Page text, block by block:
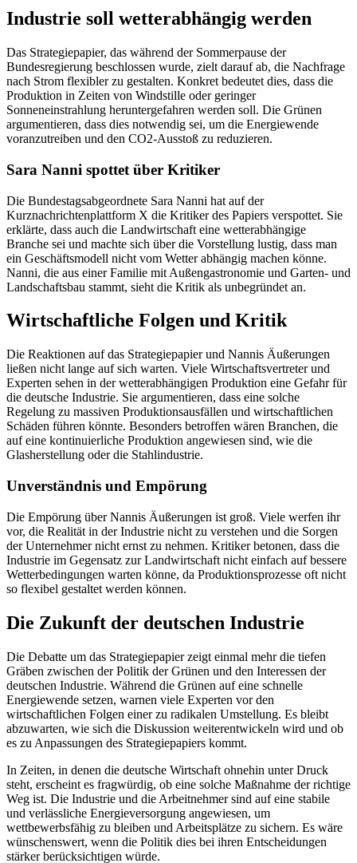
Industrie soll wetterabhängig werden
Das Strategiepapier, das während der Sommerpause der
Bundesregierung beschlossen wurde, zielt darauf ab, die Nachfrage
nach Strom flexibler zu gestalten. Konkret bedeutet dies, dass die
Produktion in Zeiten von Windstille oder geringer
Sonneneinstrahlung heruntergefahren werden soll. Die Grünen
argumentieren, dass dies notwendig sei, um die Energiewende
voranzutreiben und den CO2-Ausstoß zu reduzieren.
Sara Nanni spottet über Kritiker
Die Bundestagsabgeordnete Sara Nanni hat auf der
Kurznachrichtenplattform X die Kritiker des Papiers verspottet. Sie
erklärte, dass auch die Landwirtschaft eine wetterabhängige
Branche sei und machte sich über die Vorstellung lustig, dass man
ein Geschäftsmodell nicht vom Wetter abhängig machen könne.
Nanni, die aus einer Familie mit Außengastronomie und Garten- und
Landschaftsbau stammt, sieht die Kritik als unbegründet an.
Wirtschaftliche Folgen und Kritik
Die Reaktionen auf das Strategiepapier und Nannis Äußerungen
ließen nicht lange auf sich warten. Viele Wirtschaftsvertreter und
Experten sehen in der wetterabhängigen Produktion eine Gefahr für
die deutsche Industrie. Sie argumentieren, dass eine solche
Regelung zu massiven Produktionsausfällen und wirtschaftlichen
Schäden führen könnte. Besonders betroffen wären Branchen, die
auf eine kontinuierliche Produktion angewiesen sind, wie die
Glasherstellung oder die Stahlindustrie.
Unverständnis und Empörung
Die Empörung über Nannis Äußerungen ist groß. Viele werfen ihr
vor, die Realität in der Industrie nicht zu verstehen und die Sorgen
der Unternehmer nicht ernst zu nehmen. Kritiker betonen, dass die
Industrie im Gegensatz zur Landwirtschaft nicht einfach auf bessere
Wetterbedingungen warten könne, da Produktionsprozesse oft nicht
so flexibel gestaltet werden können.
Die Zukunft der deutschen Industrie
Die Debatte um das Strategiepapier zeigt einmal mehr die tiefen
Gräben zwischen der Politik der Grünen und den Interessen der
deutschen Industrie. Während die Grünen auf eine schnelle
Energiewende setzen, warnen viele Experten vor den
wirtschaftlichen Folgen einer zu radikalen Umstellung. Es bleibt
abzuwarten, wie sich die Diskussion weiterentwickeln wird und ob
es zu Anpassungen des Strategiepapiers kommt.
In Zeiten, in denen die deutsche Wirtschaft ohnehin unter Druck
steht, erscheint es fragwürdig, ob eine solche Maßnahme der richtige
Weg ist. Die Industrie und die Arbeitnehmer sind auf eine stabile
und verlässliche Energieversorgung angewiesen, um
wettbewerbsfähig zu bleiben und Arbeitsplätze zu sichern. Es wäre
wünschenswert, wenn die Politik dies bei ihren Entscheidungen
stärker berücksichtigen würde.